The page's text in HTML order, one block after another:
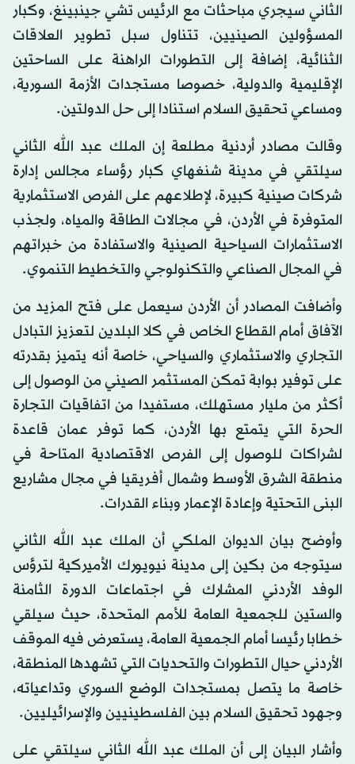
الثاني سيجري مباحثات مع الرئيس تشي جينبينغ، وكبار
المسؤولين الصينيين، تتناول سبل تطوير العلاقات
الثنائية، إضافة إلى التطورات الراهنة على الساحتين
الإقليمية والدولية، خصوصا مستجدات الأزمة السورية،
ومساعي تحقيق السلام استنادا إلى حل الدولتين.
وقالت مصادر أردنية مطلعة إن الملك عبد الله الثاني
سيلتقي في مدينة شنغهاي كبار رؤساء مجالس إدارة
شركات صينية كبيرة، لإطلاعهم على الفرص الاستثمارية
المتوفرة في الأردن، في مجالات الطاقة والمياه، ولجذب
الاستثمارات السياحية الصينية والاستفادة من خبراتهم
في المجال الصناعي والتكنولوجي والتخطيط التنموي.
وأضافت المصادر أن الأردن سيعمل على فتح المزيد من
الآفاق أمام القطاع الخاص في كلا البلدين لتعزيز التبادل
التجاري والاستثماري والسياحي، خاصة أنه يتميز بقدرته
على توفير بوابة تمكن المستثمر الصيني من الوصول إلى
أكثر من مليار مستهلك، مستفيدا من اتفاقيات التجارة
الحرة التي يتمتع بها الأردن، كما توفر عمان قاعدة
لشراكات للوصول إلى الفرص الاقتصادية المتاحة في
منطقة الشرق الأوسط وشمال أفريقيا في مجال مشاريع
البنى التحتية وإعادة الإعمار وبناء القدرات.
وأوضح بيان الديوان الملكي أن الملك عبد الله الثاني
سيتوجه من بكين إلى مدينة نيويورك الأميركية لترؤس
الوفد الأردني المشارك في اجتماعات الدورة الثامنة
والستين للجمعية العامة للأمم المتحدة، حيث سيلقي
خطابا رئيسا أمام الجمعية العامة، يستعرض فيه الموقف
الأردني حيال التطورات والتحديات التي تشهدها المنطقة،
خاصة ما يتصل بمستجدات الوضع السوري وتداعياته،
وجهود تحقيق السلام بين الفلسطينيين والإسرائيليين.
وأشار البيان إلى أن الملك عبد الله الثاني سيلتقي على